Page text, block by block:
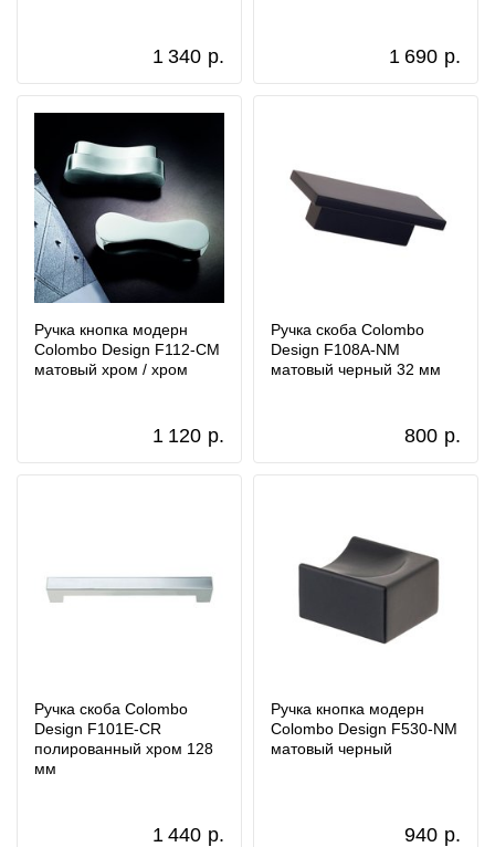
1 340 р. 1 690 р.
Ручка кнопка модерн
Colombo Design F112-CM
матовый хром / хром
1 120 р.
Ручка скоба Colombo
Design F108A-NM
матовый черный 32 мм
800 р.
Ручка скоба Colombo
Design F101E-CR
полированный хром 128
мм
1 440 р.
Ручка кнопка модерн
Colombo Design F530-NM
матовый черный
940 р.